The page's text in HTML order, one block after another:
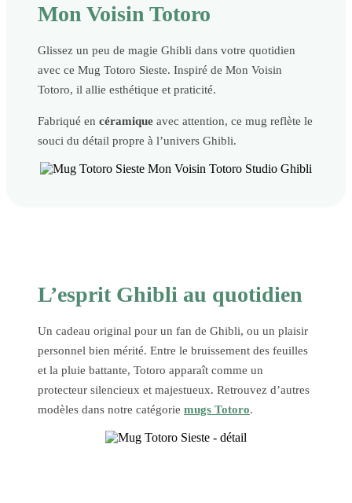
Mon Voisin Totoro
Glissez un peu de magie Ghibli dans votre quotidien
avec ce Mug Totoro Sieste. Inspiré de Mon Voisin
Totoro, il allie esthétique et praticité.
Fabriqué en céramique avec attention, ce mug reflète le
souci du détail propre à l’univers Ghibli.
L’esprit Ghibli au quotidien
Un cadeau original pour un fan de Ghibli, ou un plaisir
personnel bien mérité. Entre le bruissement des feuilles
et la pluie battante, Totoro apparaît comme un
protecteur silencieux et majestueux. Retrouvez d’autres
modèles dans notre catégorie mugs Totoro.